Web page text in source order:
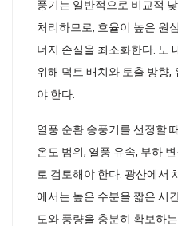
풍기는 일반적으로 비교적
처리하므로, 효율이 높은 원
너지 손실을 최소화한다. 노
위해 덕트 배치와 토출 방향,
야 한다.
열풍 순환 송풍기를 선정할
온도 범위, 열풍 유속, 부하
로 검토해야 한다. 광산에서
에서는 높은 수분을 짧은 시
도와 풍량을 충분히 확보하